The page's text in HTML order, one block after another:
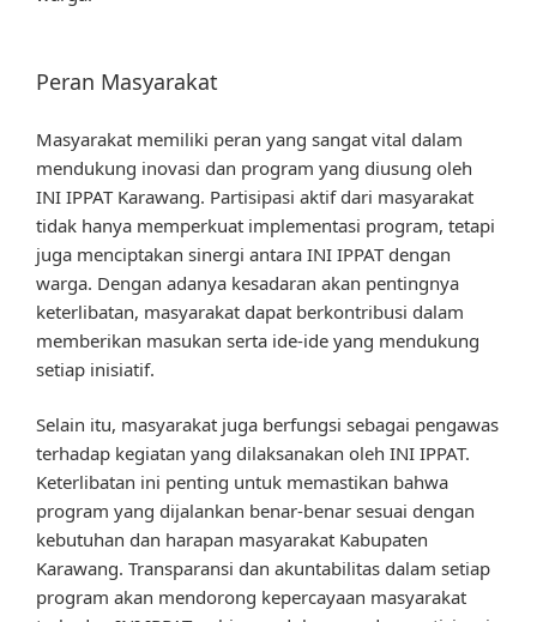
Peran Masyarakat
Masyarakat memiliki peran yang sangat vital dalam
mendukung inovasi dan program yang diusung oleh
INI IPPAT Karawang. Partisipasi aktif dari masyarakat
tidak hanya memperkuat implementasi program, tetapi
juga menciptakan sinergi antara INI IPPAT dengan
warga. Dengan adanya kesadaran akan pentingnya
keterlibatan, masyarakat dapat berkontribusi dalam
memberikan masukan serta ide-ide yang mendukung
setiap inisiatif.
Selain itu, masyarakat juga berfungsi sebagai pengawas
terhadap kegiatan yang dilaksanakan oleh INI IPPAT.
Keterlibatan ini penting untuk memastikan bahwa
program yang dijalankan benar-benar sesuai dengan
kebutuhan dan harapan masyarakat Kabupaten
Karawang. Transparansi dan akuntabilitas dalam setiap
program akan mendorong kepercayaan masyarakat